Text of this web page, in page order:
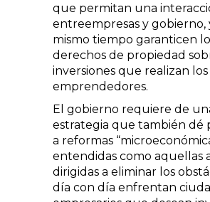
que permitan una
entreempresas y gobierno,
mismo tiempo garanticen
derechos de propiedad
inversiones que realizan los
emprendedores.
El gobierno requiere de
estrategia que también dé
a reformas
enten­didas como aquellas
dirigidas a eliminar los
día con día enfrentan